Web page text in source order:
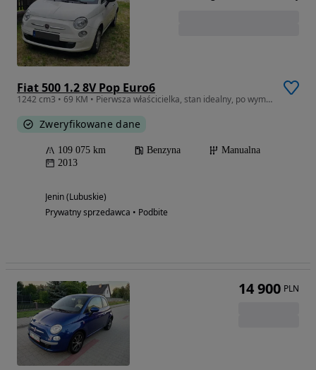
Fiat 500 1.2 8V Pop Euro6
1242 cm3 • 69 KM • Pierwsza właścicielka, stan idealny, po wymianie paska rozrządu
Zweryfikowane dane
109 075 km Benzyna
Manualna
2013
Jenin (Lubuskie)
Prywatny sprzedawca • Podbite
14 900 PLN